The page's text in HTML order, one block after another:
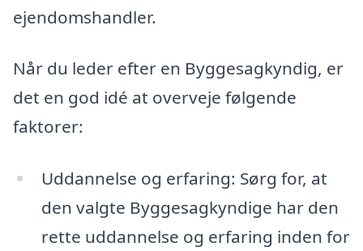
ejendomshandler.
Når du leder efter en Byggesagkyndig, er
det en god idé at overveje følgende
faktorer:
Uddannelse og erfaring: Sørg for, at
den valgte Byggesagkyndige har den
rette uddannelse og erfaring inden for